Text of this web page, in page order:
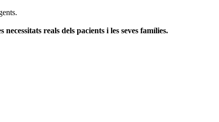
necessitats reals dels pacients i les seves famílies.